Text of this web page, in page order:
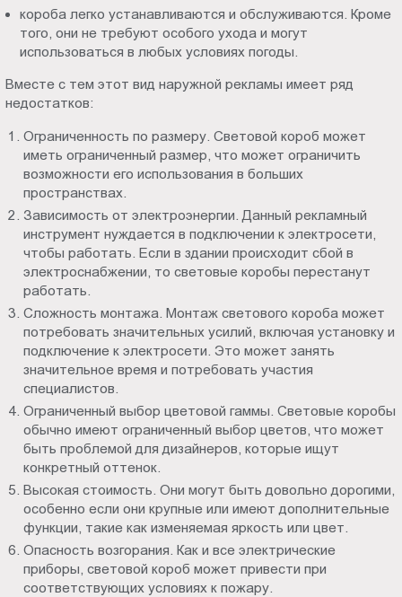
короба легко устанавливаются и обслуживаются. Кроме
того, они не требуют особого ухода и могут
использоваться в любых условиях погоды.
Вместе с тем этот вид наружной рекламы имеет ряд
недостатков:
Ограниченность по размеру. Световой короб может
иметь ограниченный размер, что может ограничить
возможности его использования в больших
пространствах.
Зависимость от электроэнергии. Данный рекламный
инструмент нуждается в подключении к электросети,
чтобы работать. Если в здании происходит сбой в
электроснабжении, то световые коробы перестанут
работать.
Сложность монтажа. Монтаж светового короба может
потребовать значительных усилий, включая установку и
подключение к электросети. Это может занять
значительное время и потребовать участия
специалистов.
Ограниченный выбор цветовой гаммы. Световые коробы
обычно имеют ограниченный выбор цветов, что может
быть проблемой для дизайнеров, которые ищут
конкретный оттенок.
Высокая стоимость. Они могут быть довольно дорогими,
особенно если они крупные или имеют дополнительные
функции, такие как изменяемая яркость или цвет.
Опасность возгорания. Как и все электрические
приборы, световой короб может привести при
соответствующих условиях к пожару.